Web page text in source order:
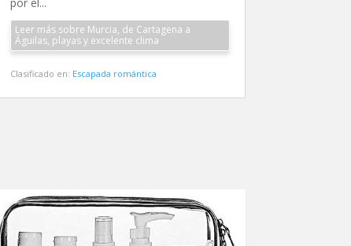
Leer más sobre Murcia, de Cartagena a
Águilas, playas y excelente clima
Clasificado en: Escapada romántica